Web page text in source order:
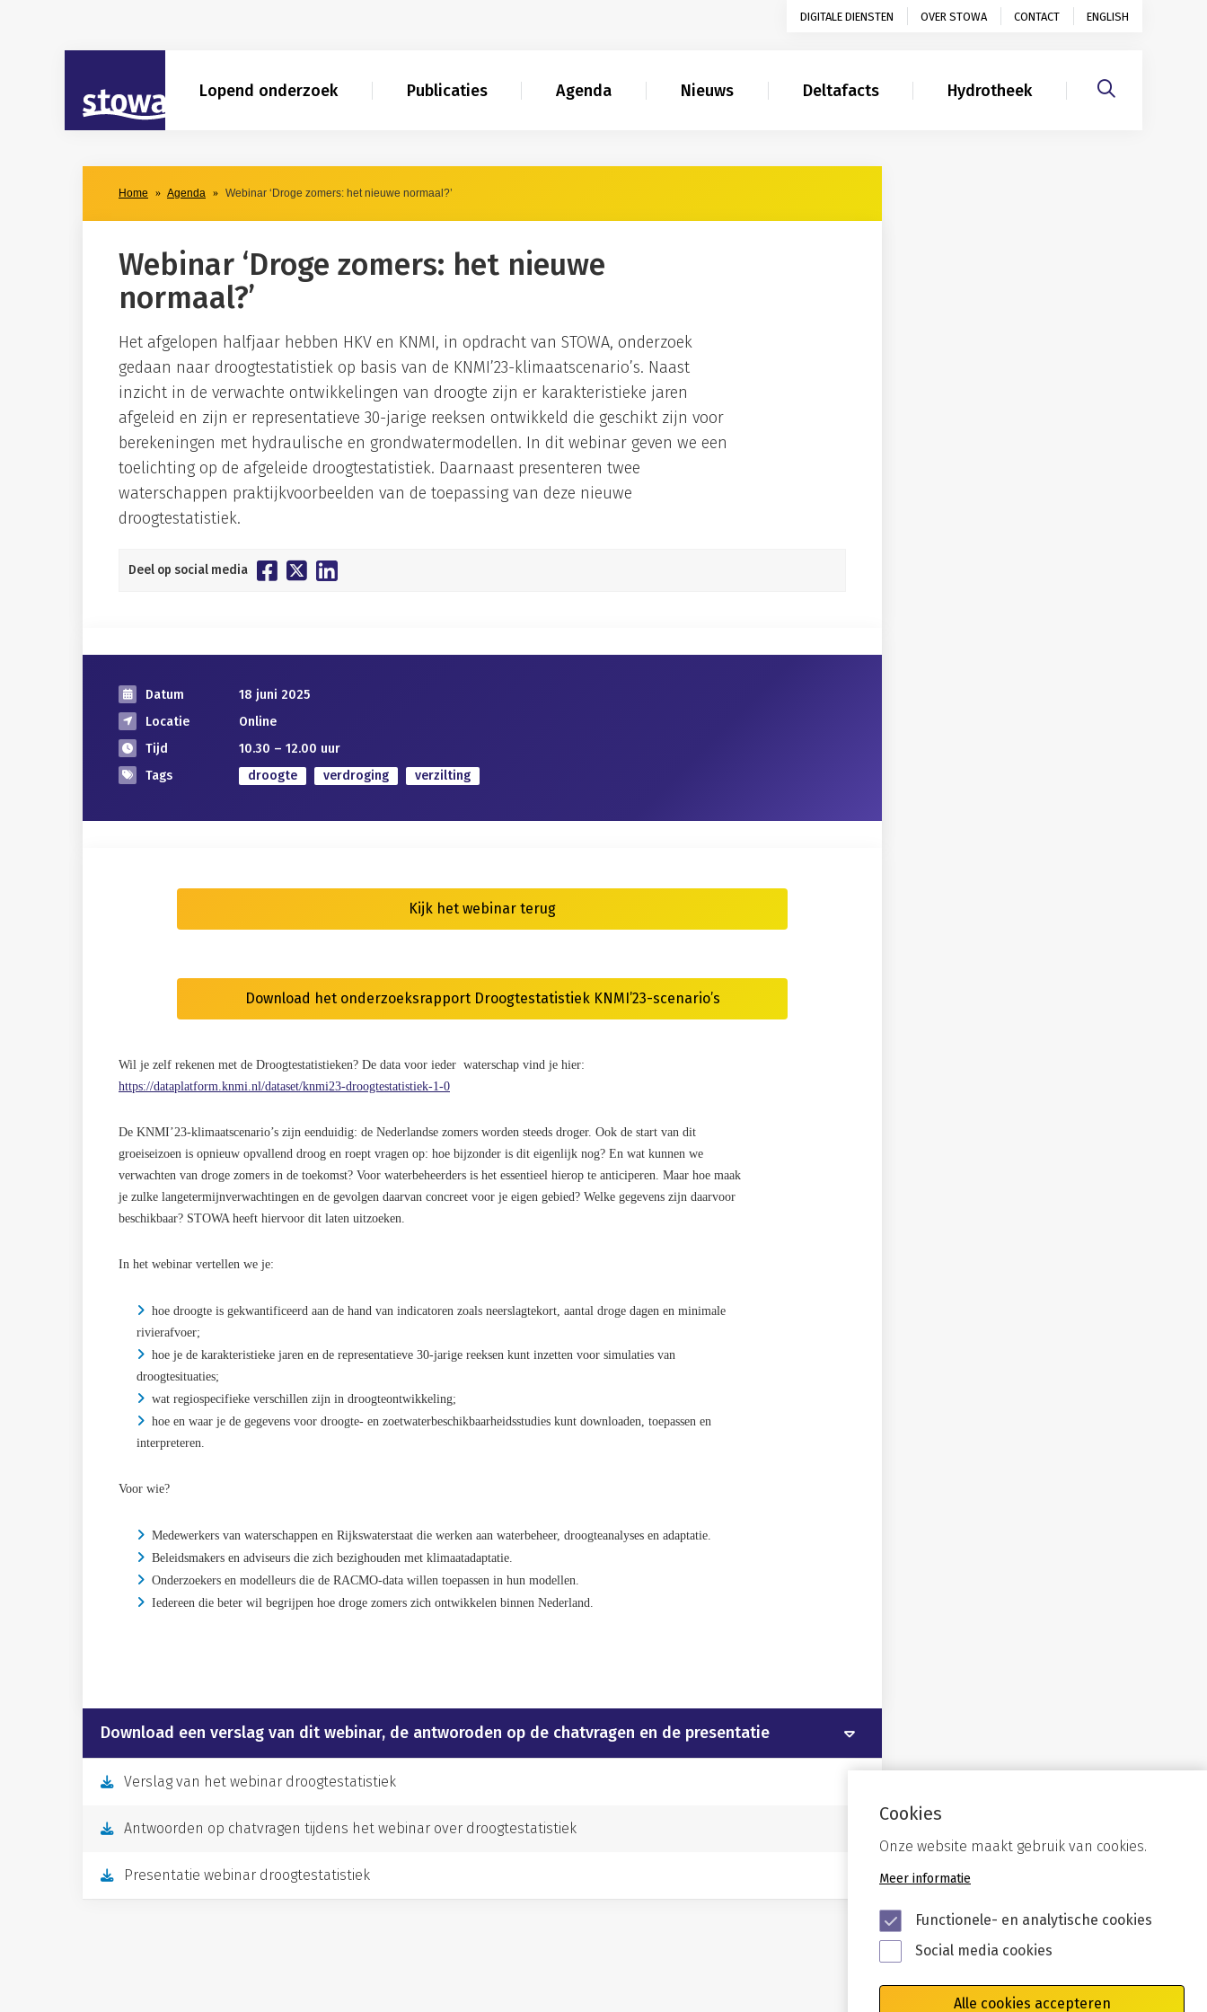
DIGITALE DIENSTEN OVER STOWA CONTACT ENGLISH
Lopend onderzoek Publicaties Agenda Nieuws Deltafacts Hydrotheek
Home Agenda Webinar ‘Droge zomers: het nieuwe normaal?’
Webinar ‘Droge zomers: het nieuwe
normaal?’
Het afgelopen halfjaar hebben HKV en KNMI, in opdracht van STOWA, onderzoek
gedaan naar droogtestatistiek op basis van de KNMI’23-klimaatscenario’s. Naast
inzicht in de verwachte ontwikkelingen van droogte zijn er karakteristieke jaren
afgeleid en zijn er representatieve 30-jarige reeksen ontwikkeld die geschikt zijn voor
berekeningen met hydraulische en grondwatermodellen. In dit webinar geven we een
toelichting op de afgeleide droogtestatistiek. Daarnaast presenteren twee
waterschappen praktijkvoorbeelden van de toepassing van deze nieuwe
droogtestatistiek.
Deel op social media
Datum
18 juni 2025
Locatie
Online
Tijd
10.30 – 12.00 uur
Tags
droogte verdroging verzilting
Kijk het webinar terug
Download het onderzoeksrapport Droogtestatistiek KNMI’23-scenario’s
Wil je zelf rekenen met de Droogtestatistieken? De data voor ieder waterschap vind je hier:
https://dataplatform.knmi.nl/dataset/knmi23-droogtestatistiek-1-0
De KNMI’23-klimaatscenario’s zijn eenduidig: de Nederlandse zomers worden steeds droger. Ook de start van dit
groeiseizoen is opnieuw opvallend droog en roept vragen op: hoe bijzonder is dit eigenlijk nog? En wat kunnen we
verwachten van droge zomers in de toekomst? Voor waterbeheerders is het essentieel hierop te anticiperen. Maar hoe maak
je zulke langetermijnverwachtingen en de gevolgen daarvan concreet voor je eigen gebied? Welke gegevens zijn daarvoor
beschikbaar? STOWA heeft hiervoor dit laten uitzoeken.
In het webinar vertellen we je:
hoe droogte is gekwantificeerd aan de hand van indicatoren zoals neerslagtekort, aantal droge dagen en minimale
rivierafvoer;
hoe je de karakteristieke jaren en de representatieve 30-jarige reeksen kunt inzetten voor simulaties van
droogtesituaties;
wat regiospecifieke verschillen zijn in droogteontwikkeling;
hoe en waar je de gegevens voor droogte- en zoetwaterbeschikbaarheidsstudies kunt downloaden, toepassen en
interpreteren.
Voor wie?
Medewerkers van waterschappen en Rijkswaterstaat die werken aan waterbeheer, droogteanalyses en adaptatie.
Beleidsmakers en adviseurs die zich bezighouden met klimaatadaptatie.
Onderzoekers en modelleurs die de RACMO-data willen toepassen in hun modellen.
Iedereen die beter wil begrijpen hoe droge zomers zich ontwikkelen binnen Nederland.
Download een verslag van dit webinar, de antworoden op de chatvragen en de presentatie
Verslag van het webinar droogtestatistiek
Antwoorden op chatvragen tijdens het webinar over droogtestatistiek
Presentatie webinar droogtestatistiek
Cookies
Onze website maakt gebruik van cookies.
Meer informatie
Functionele- en analytische cookies
Social media cookies
Alle cookies accepteren